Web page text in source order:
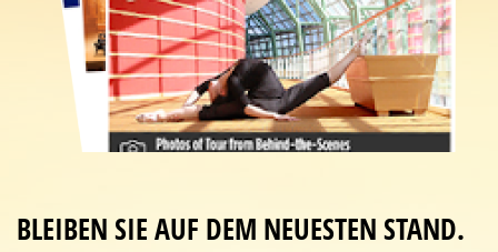
BLEIBEN SIE AUF DEM NEUESTEN STAND.